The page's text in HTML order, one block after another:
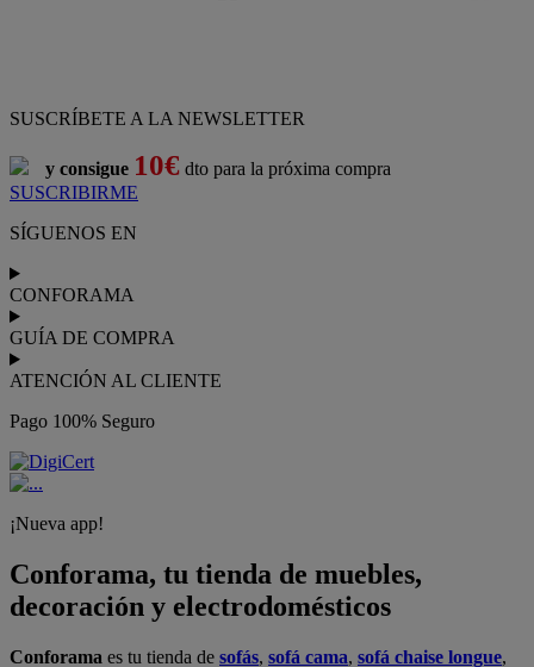
SUSCRÍBETE A LA NEWSLETTER
y consigue 10€ dto para la próxima compra
SUSCRIBIRME
SÍGUENOS EN
CONFORAMA
GUÍA DE COMPRA
ATENCIÓN AL CLIENTE
Pago 100% Seguro
¡Nueva app!
Conforama, tu tienda de muebles,
decoración y electrodomésticos
Conforama es tu tienda de sofás, sofá cama, sofá chaise longue,